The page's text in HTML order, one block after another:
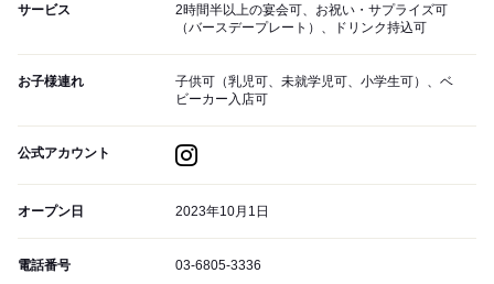
サービス
2時間半以上の宴会可、お祝い・サプライズ可
（バースデープレート）、ドリンク持込可
お子様連れ
子供可（乳児可、未就学児可、小学生可）、ベ
ビーカー入店可
公式アカウント
オープン日 2023年10月1日
電話番号 03-6805-3336